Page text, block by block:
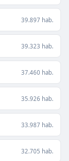
39.897 hab.
39.323 hab.
37.460 hab.
35.926 hab.
33.987 hab.
32.705 hab.